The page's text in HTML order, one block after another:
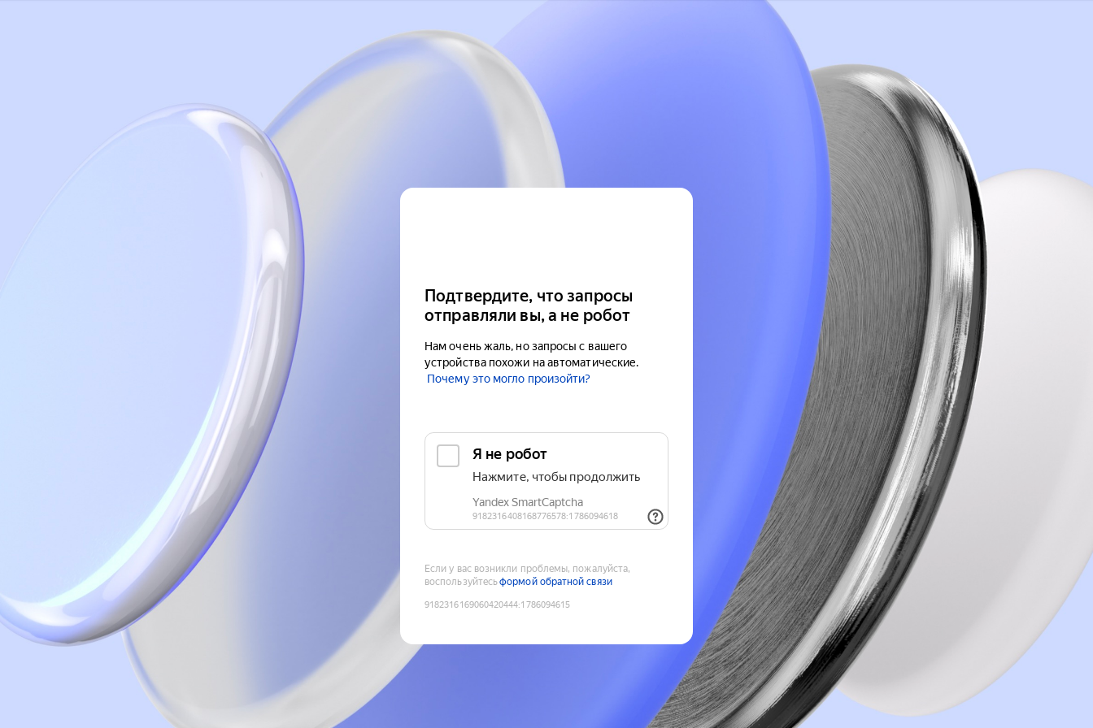
Подтвердите, что запросы
отправляли вы, а не робот
Нам очень жаль, но запросы с вашего
устройства похожи на автоматические.
Почему это могло произойти?
Если у вас возникли проблемы, пожалуйста,
воспользуйтесьформой обратной связи
9182316169060420444:1786094615